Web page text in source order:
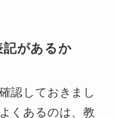
記があるか
認しておきまし
くあるのは、教